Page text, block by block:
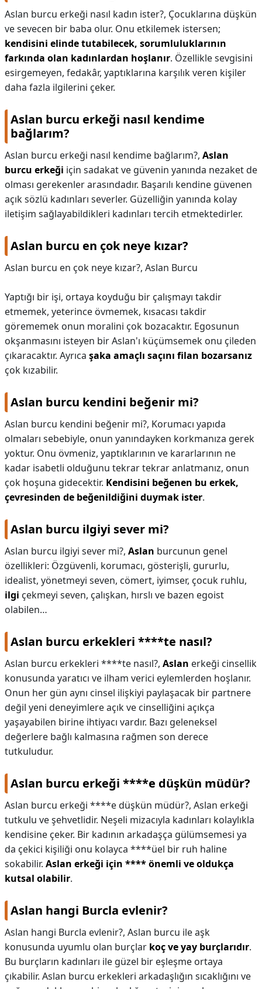
Aslan burcu erkeği nasıl kadın ister?, Çocuklarına düşkün
ve sevecen bir baba olur. Onu etkilemek istersen;
kendisini elinde tutabilecek, sorumluluklarının
farkında olan kadınlardan hoşlanır. Özellikle sevgisini
esirgemeyen, fedakâr, yaptıklarına karşılık veren kişiler
daha fazla ilgilerini çeker.
Aslan burcu erkeği nasıl kendime
bağlarım?
Aslan burcu erkeği nasıl kendime bağlarım?, Aslan
burcu erkeği için sadakat ve güvenin yanında nezaket de
olması gerekenler arasındadır. Başarılı kendine güvenen
açık sözlü kadınları severler. Güzelliğin yanında kolay
iletişim sağlayabildikleri kadınları tercih etmektedirler.
Aslan burcu en çok neye kızar?
Aslan burcu en çok neye kızar?, Aslan Burcu
Yaptığı bir işi, ortaya koyduğu bir çalışmayı takdir
etmemek, yeterince övmemek, kısacası takdir
görememek onun moralini çok bozacaktır. Egosunun
okşanmasını isteyen bir Aslan'ı küçümsemek onu çileden
çıkaracaktır. Ayrıca şaka amaçlı saçını filan bozarsanız
çok kızabilir.
Aslan burcu kendini beğenir mi?
Aslan burcu kendini beğenir mi?, Korumacı yapıda
olmaları sebebiyle, onun yanındayken korkmanıza gerek
yoktur. Onu övmeniz, yaptıklarının ve kararlarının ne
kadar isabetli olduğunu tekrar tekrar anlatmanız, onun
çok hoşuna gidecektir. Kendisini beğenen bu erkek,
çevresinden de beğenildiğini duymak ister.
Aslan burcu ilgiyi sever mi?
Aslan burcu ilgiyi sever mi?, Aslan burcunun genel
özellikleri: Özgüvenli, korumacı, gösterişli, gururlu,
idealist, yönetmeyi seven, cömert, iyimser, çocuk ruhlu,
ilgi çekmeyi seven, çalışkan, hırslı ve bazen egoist
olabilen…
Aslan burcu erkekleri ****te nasıl?
Aslan burcu erkekleri ****te nasıl?, Aslan erkeği cinsellik
konusunda yaratıcı ve ilham verici eylemlerden hoşlanır.
Onun her gün aynı cinsel ilişkiyi paylaşacak bir partnere
değil yeni deneyimlere açık ve cinselliğini açıkça
yaşayabilen birine ihtiyacı vardır. Bazı geleneksel
değerlere bağlı kalmasına rağmen son derece
tutkuludur.
Aslan burcu erkeği ****e düşkün müdür?
Aslan burcu erkeği ****e düşkün müdür?, Aslan erkeği
tutkulu ve şehvetlidir. Neşeli mizacıyla kadınları kolaylıkla
kendisine çeker. Bir kadının arkadaşça gülümsemesi ya
da çekici kişiliği onu kolayca ****üel bir ruh haline
sokabilir. Aslan erkeği için **** önemli ve oldukça
kutsal olabilir.
Aslan hangi Burcla evlenir?
Aslan hangi Burcla evlenir?, Aslan burcu ile aşk
konusunda uyumlu olan burçlar koç ve yay burçlarıdır.
Bu burçların kadınları ile güzel bir eşleşme ortaya
çıkabilir. Aslan burcu erkekleri arkadaşlığın sıcaklığını ve